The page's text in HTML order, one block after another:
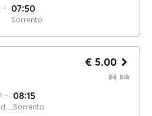
07:50
Sorrento
Castellammare di Stabia
08:15
Sorrento
€ 5.00